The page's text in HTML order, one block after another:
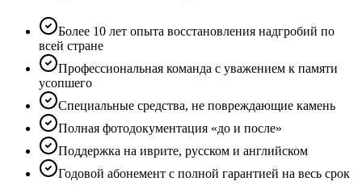
Более 10 лет опыта восстановления надгробий по
всей стране
Профессиональная команда с уважением к памяти
усопшего
Специальные средства, не повреждающие камень
Полная фотодокументация «до и после»
Поддержка на иврите, русском и английском
Годовой абонемент с полной гарантией на весь срок